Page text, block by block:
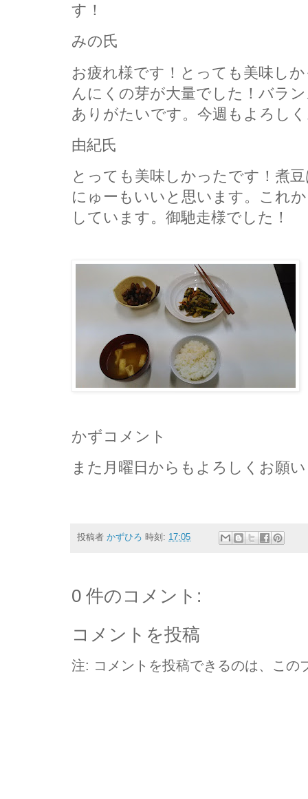
す！
みの氏
お疲れ様です！とっても美味し
んにくの芽が大量でした！バラ
ありがたいです。今週もよろし
由紀氏
とっても美味しかったです！煮
にゅーもいいと思います。これ
しています。御馳走様でした！
かずコメント
また月曜日からもよろしくお願
投稿者 かずひろ 時刻: 17:05
0 件のコメント:
コメントを投稿
注: コメントを投稿できるのは、この